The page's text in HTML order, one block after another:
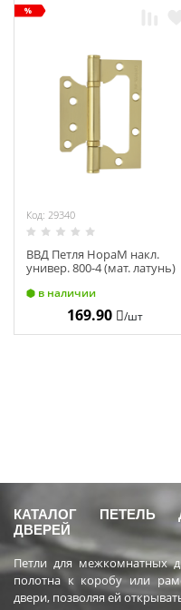
Код: 29340
ВВД Петля НораМ накл.
универ. 800-4 (мат. латунь)
в наличии
169.90 /шт
КАТАЛОГ ПЕТЕЛЬ
ДВЕРЕЙ
Петли для межкомнатных
полотна к коробу или
двери, позволяя ей